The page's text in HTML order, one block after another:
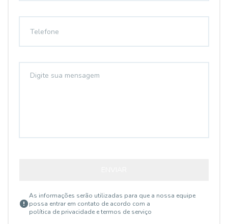
As informações serão utilizadas para que a nossa equipe
possa entrar em contato de acordo com a
política de privacidade e termos de serviço